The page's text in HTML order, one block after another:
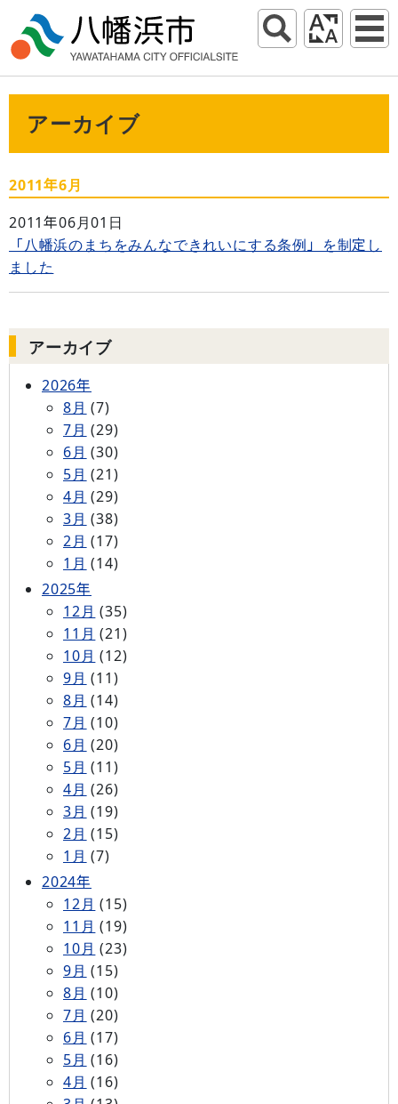
アーカイブ
2011年6月
2011年06月01日
「八幡浜のまちをみんなできれいにする条例」を制定し
ました
アーカイブ
2026年
8月 (7)
7月 (29)
6月 (30)
5月 (21)
4月 (29)
3月 (38)
2月 (17)
1月 (14)
2025年
12月 (35)
11月 (21)
10月 (12)
9月 (11)
8月 (14)
7月 (10)
6月 (20)
5月 (11)
4月 (26)
3月 (19)
2月 (15)
1月 (7)
2024年
12月 (15)
11月 (19)
10月 (23)
9月 (15)
8月 (10)
7月 (20)
6月 (17)
5月 (16)
4月 (16)